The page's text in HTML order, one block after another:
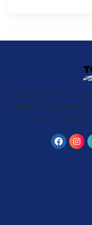
TokoOke.com adalah
Fashion, Kecantikan,
Aksesori, hingga